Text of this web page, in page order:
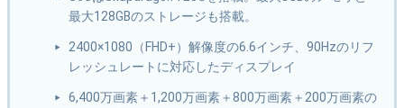
最大128GBのストレージも搭載。
2400×1080（FHD+）解像度の6.6インチ、90Hzのリフ
レッシュレートに対応したディスプレイ
6,400万画素＋1,200万画素＋800万画素＋200万画素の